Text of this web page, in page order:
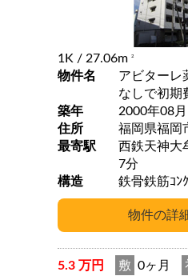
1K / 27.06m 2
物件名
アビター
なしで初期
築年
2000年08月
住所
福岡県福岡
最寄駅
西鉄天神大牟
7分
構造
鉄骨鉄筋ｺﾝ
5.3 万円 敷 0ヶ月